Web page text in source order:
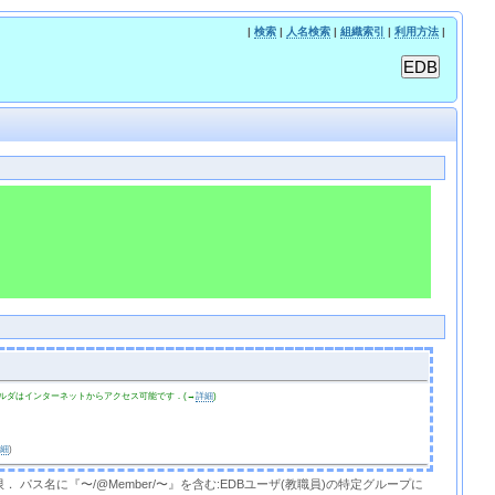
| 検索| 人名検索| 組織索引 | 利用方法|
ダはインターネットからアクセス可能です．(→詳細)
)
パス名に『〜/@Member/〜』を含む:EDBユーザ(教職員)の特定グループに